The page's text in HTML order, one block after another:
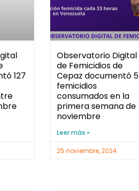
127
Observatorio Digital
de Femicidios de
Cepaz documentó 5
femicidios
consumados en la
primera semana de
noviembre
Leer más »
25 noviembre, 2024